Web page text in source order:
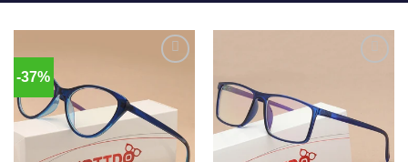
-37%
meus
desejos
desejos